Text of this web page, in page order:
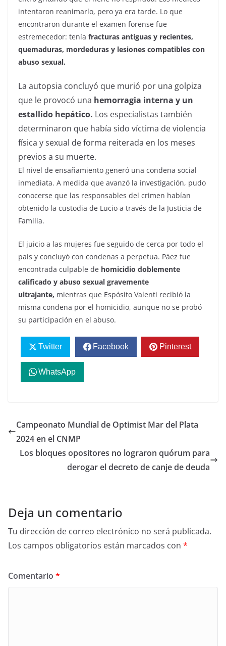
intentaron reanimarlo, pero ya era tarde. Lo que
encontraron durante el examen forense fue
estremecedor: tenía fracturas antiguas y recientes,
quemaduras, mordeduras y lesiones compatibles con
abuso sexual.
La autopsia concluyó que murió por una golpiza
que le provocó una hemorragia interna y un
estallido hepático. Los especialistas también
determinaron que había sido víctima de violencia
física y sexual de forma reiterada en los meses
previos a su muerte.
El nivel de ensañamiento generó una condena social
inmediata. A medida que avanzó la investigación, pudo
conocerse que las responsables del crimen habían
obtenido la custodia de Lucio a través de la Justicia de
Familia.
El juicio a las mujeres fue seguido de cerca por todo el
país y concluyó con condenas a perpetua. Páez fue
encontrada culpable de homicidio doblemente
calificado y abuso sexual gravemente
ultrajante, mientras que Espósito Valenti recibió la
misma condena por el homicidio, aunque no se probó
su participación en el abuso.
Twitter Facebook Pinterest
WhatsApp
Campeonato Mundial de Optimist Mar del Plata
2024 en el CNMP
Los bloques opositores no lograron quórum para
derogar el decreto de canje de deuda
Deja un comentario
Tu dirección de correo electrónico no será publicada.
Los campos obligatorios están marcados con *
Comentario *